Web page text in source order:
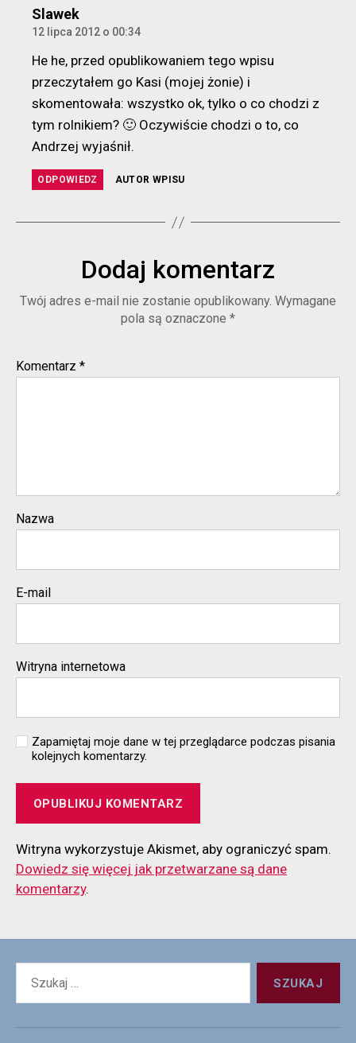
Slawekkomentarz:
12 lipca 2012 o 00:34
He he, przed opublikowaniem tego wpisu
przeczytałem go Kasi (mojej żonie) i
skomentowała: wszystko ok, tylko o co chodzi z
tym rolnikiem? 🙂 Oczywiście chodzi o to, co
Andrzej wyjaśnił.
ODPOWIEDZ AUTOR WPISU
Dodaj komentarz
Twój adres e-mail nie zostanie opublikowany. Wymagane
pola są oznaczone *
Komentarz *
Nazwa
E-mail
Witryna internetowa
Zapamiętaj moje dane w tej przeglądarce podczas pisania
kolejnych komentarzy.
Witryna wykorzystuje Akismet, aby ograniczyć spam.
Dowiedz się więcej jak przetwarzane są dane
komentarzy.